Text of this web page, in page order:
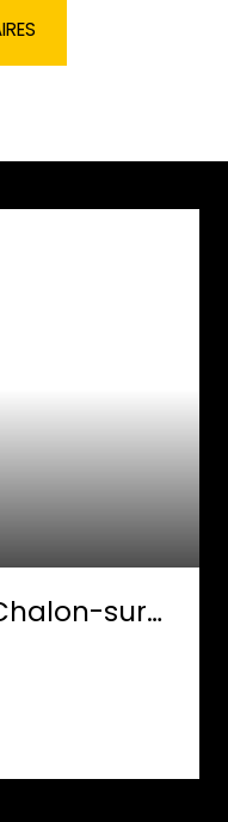
CléOr IMMOBILIER Chalon-sur-Saône